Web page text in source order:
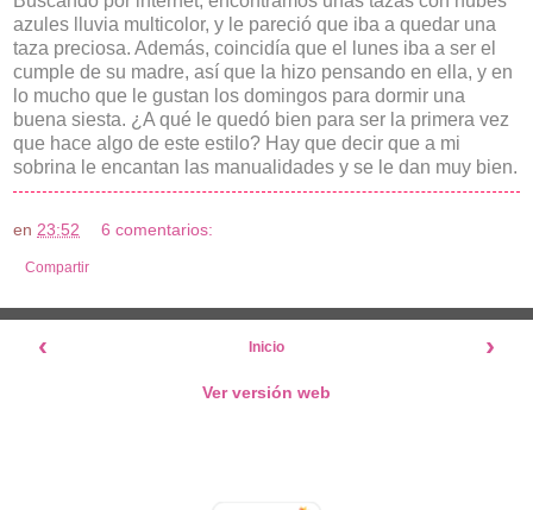
azules lluvia multicolor, y le pareció que iba a quedar una
taza preciosa. Además, coincidía que el lunes iba a ser el
cumple de su madre, así que la hizo pensando en ella, y en
lo mucho que le gustan los domingos para dormir una
buena siesta. ¿A qué le quedó bien para ser la primera vez
que hace algo de este estilo? Hay que decir que a mi
sobrina le encantan las manualidades y se le dan muy bien.
en 23:52 6 comentarios:
Compartir
‹ ›
Inicio
Ver versión web